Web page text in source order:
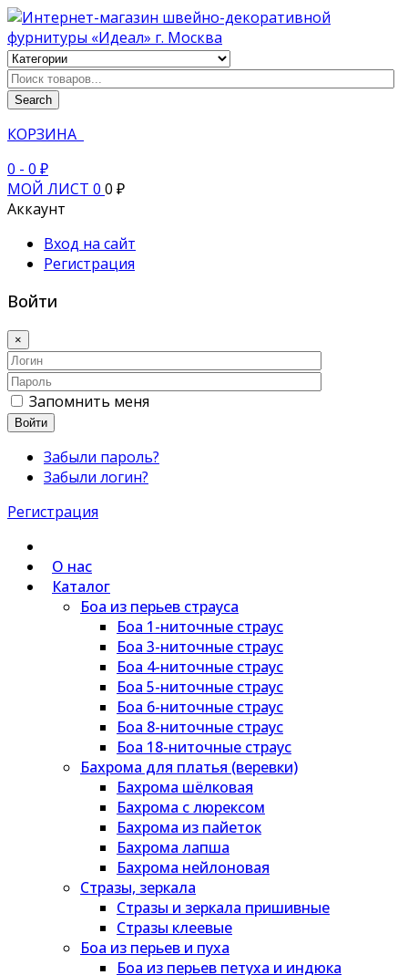
Search
КОРЗИНА
0 - 0 ₽
МОЙ ЛИСТ 0 0 ₽
Аккаунт
Вход на сайт
Регистрация
Войти
×
Запомнить меня
Войти
Забыли пароль?
Забыли логин?
Регистрация
О нас
Каталог
Боа из перьев страуса
Боа 1-ниточные страус
Боа 3-ниточные страус
Боа 4-ниточные страус
Боа 5-ниточные страус
Боа 6-ниточные страус
Боа 8-ниточные страус
Боа 18-ниточные страус
Бахрома для платья (веревки)
Бахрома шёлковая
Бахрома с люрексом
Бахрома из пайеток
Бахрома лапша
Бахрома нейлоновая
Стразы, зеркала
Стразы и зеркала пришивные
Стразы клеевые
Боа из перьев и пуха
Боа из перьев петуха и индюка